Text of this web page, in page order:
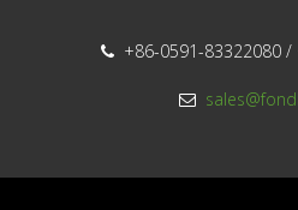
 +86-0591-83322080
